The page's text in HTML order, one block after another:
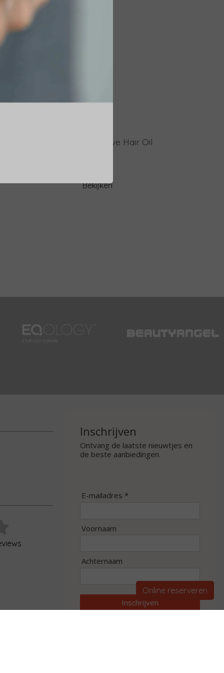
Sun Soul Protective Hair Oil
Bekijken
Inschrijven
Ontvang de laatste nieuwtjes en
de beste aanbiedingen.
E-mailadres *
Voornaam
Achternaam
Inschrijven
Online reserveren